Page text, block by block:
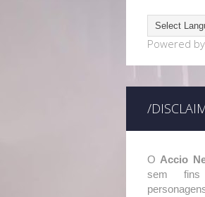
Powered by
/
O Accio
sem fins